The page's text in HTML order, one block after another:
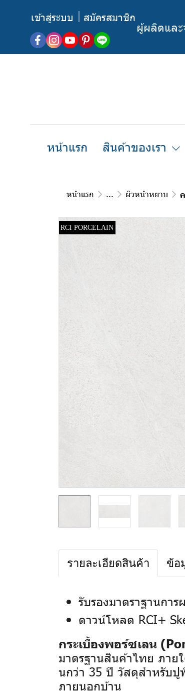
เข้าสู่ระบบ สมัครสมาชิก
ผู้ผลิตและ
หน้าแรก สินค้าของเรา
หน้าแรก ... ผิวหน้าหยาบ
RCI PORCELAIN
รายละเอียดสินค้า ข้อ
รับรองมาตราฐานการ
ดาวน์โหลด RCI+
กระเบื้องพอร์ซเลน
มาตรฐานสินค้าไทย ภาย
นกว่า 35 ปี วัสดุสำหรับปู
ภายนอกบ้าน